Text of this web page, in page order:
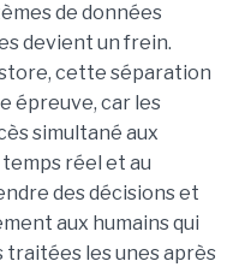
de données
devient un frein.
cette séparation
épreuve, car les
simultané aux
réel et au
des décisions et
aux humains qui
les unes après